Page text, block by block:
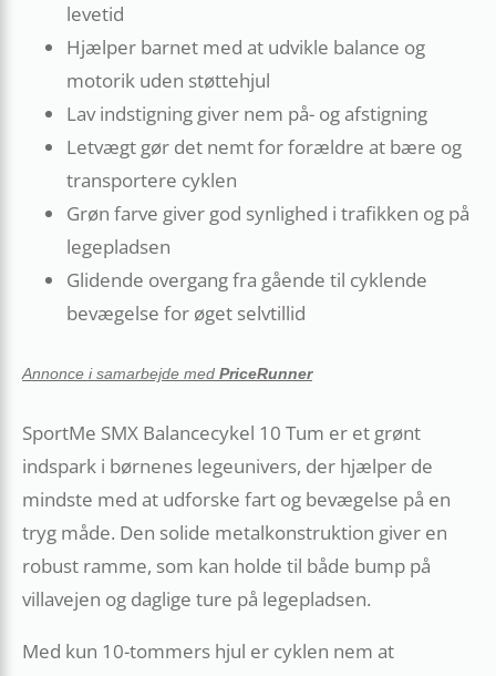
levetid
Hjælper barnet med at udvikle balance og
motorik uden støttehjul
Lav indstigning giver nem på- og afstigning
Letvægt gør det nemt for forældre at bære og
transportere cyklen
Grøn farve giver god synlighed i trafikken og på
legepladsen
Glidende overgang fra gående til cyklende
bevægelse for øget selvtillid
Annonce i samarbejde med PriceRunner
SportMe SMX Balancecykel 10 Tum er et grønt
indspark i børnenes legeunivers, der hjælper de
mindste med at udforske fart og bevægelse på en
tryg måde. Den solide metalkonstruktion giver en
robust ramme, som kan holde til både bump på
villavejen og daglige ture på legepladsen.
Med kun 10-tommers hjul er cyklen nem at